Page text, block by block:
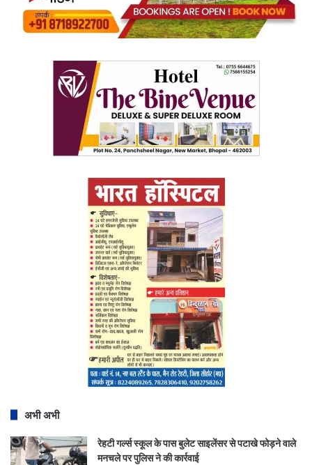
अभी अभी
रेहटी गर्ल्स स्कूल के पास बुलेट साइलेंसर से पटाखे फोड़ने वाले
मनचले पर पुलिस ने की कार्रवाई